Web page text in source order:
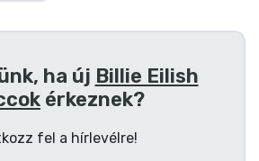
ha új Billie Eilish
érkeznek?
fel a hírlevélre!